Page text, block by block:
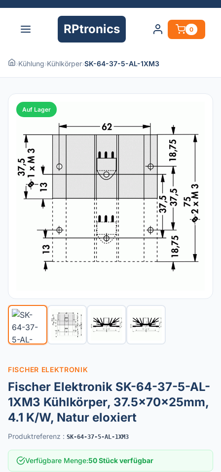
RPtronics 0
›Kühlung›Kühlkörper›SK-64-37-5-AL-1XM3
Auf Lager
FISCHER ELEKTRONIK
Fischer Elektronik SK-64-37-5-AL-
1XM3 Kühlkörper, 37.5x70x25mm,
4.1 K/W, Natur eloxiert
Produktreferenz : SK-64-37-5-AL-1XM3
Verfügbare Menge:50 Stück verfügbar